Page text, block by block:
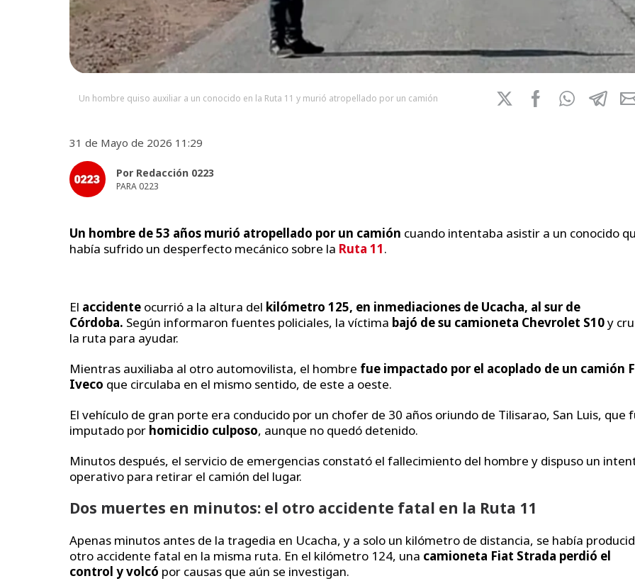
Un hombre quiso auxiliar a un conocido en la Ruta 11 y murió atropellado por un camión
31 de Mayo de 2026 11:29
Por Redacción 0223
PARA 0223
Un hombre de 53 años murió atropellado por un camión cuando intentaba asistir a un conocido
había sufrido un desperfecto mecánico sobre la Ruta 11.
El accidente ocurrió a la altura del kilómetro 125, en inmediaciones de Ucacha, al sur de
Córdoba. Según informaron fuentes policiales, la víctima bajó de su camioneta Chevrolet S10y
la ruta para ayudar.
Mientras auxiliaba al otro automovilista, el hombre fue impactado por el acoplado de un camión
Iveco que circulaba en el mismo sentido, de este a oeste.
El vehículo de gran porte era conducido por un chofer de 30 años oriundo de Tilisarao, San Luis, que
imputado por homicidio culposo, aunque no quedó detenido.
Minutos después, el servicio de emergencias constató el fallecimiento del hombre y dispuso un
operativo para retirar el camión del lugar.
Dos muertes en minutos: el otro accidente fatal en la Ruta 11
Apenas minutos antes de la tragedia en Ucacha, y a solo un kilómetro de distancia, se había
otro accidente fatal en la misma ruta. En el kilómetro 124, una camioneta Fiat Strada perdió el
control y volcó por causas que aún se investigan.